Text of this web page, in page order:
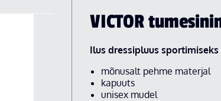
VICTOR
Ilus dressipluus
mõnusalt pehme materjal
kapuuts
unisex mudel